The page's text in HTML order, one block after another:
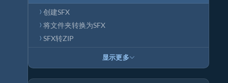
创建SFX
将文件夹转换为SFX
SFX转ZIP
显示更多